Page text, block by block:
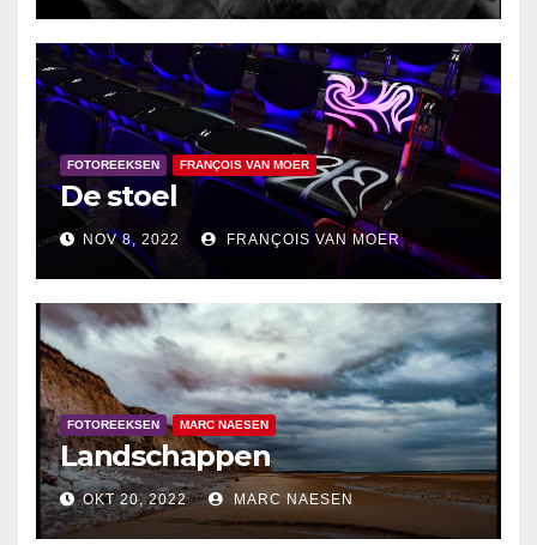
FOTOREEKSEN FRANÇOIS VAN MOER
De stoel
NOV 8, 2022 FRANÇOIS VAN MOER
FOTOREEKSEN MARC NAESEN
Landschappen
OKT 20, 2022 MARC NAESEN